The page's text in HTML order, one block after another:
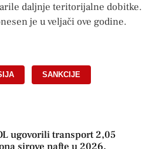
daljnje teritorijalne dobitke.
je u veljači ove godine.
SANKCIJE
ugovorili transport 2,05